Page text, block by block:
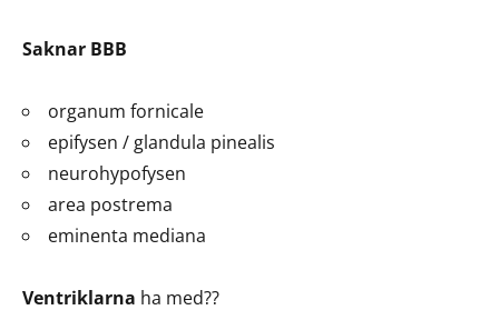
Saknar BBB
organum fornicale
epifysen / glandula pinealis
neurohypofysen
area postrema
eminenta mediana
Ventriklarna ha med??